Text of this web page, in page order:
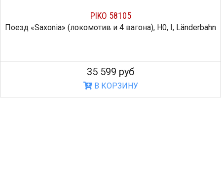
PIKO 58105
Поезд «Saxonia» (локомотив и 4 вагона), H0, I, Länderbahn
35 599 руб
В КОРЗИНУ